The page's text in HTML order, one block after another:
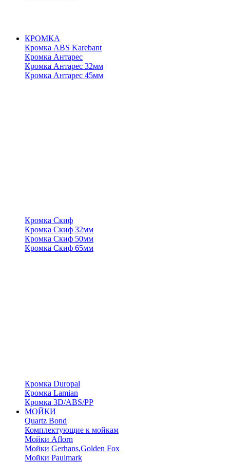
КРОМКА
Кромка ABS Karebant
Кромка Антарес
Кромка Антарес 32мм
Кромка Антарес 45мм
Кромка Скиф
Кромка Скиф 32мм
Кромка Скиф 50мм
Кромка Скиф 65мм
Кромка Duropal
Кромка Lamian
Кромка 3D/ABS/PP
МОЙКИ
Quartz Bond
Комплектующие к мойкам
Мойки Aflorn
Мойки Gerhans,Golden Fox
Мойки Paulmark